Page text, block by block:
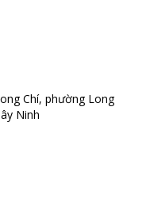
Chí, phường Long
Ninh